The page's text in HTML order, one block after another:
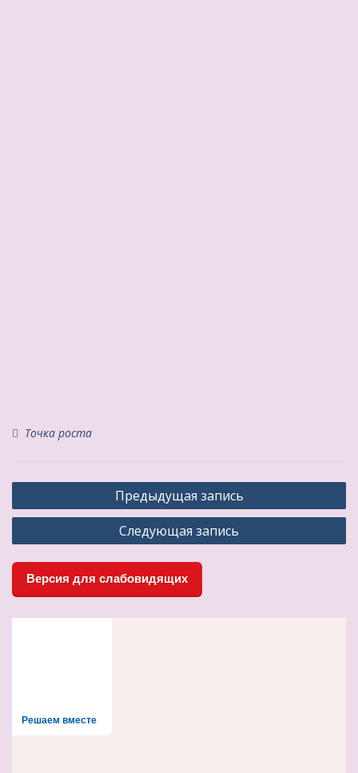
Точка роста
Навигация
по
Предыдущая запись
Следующая запись
Версия для слабовидящих
Решаем вместе